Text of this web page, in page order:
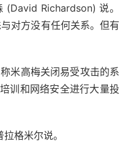
(David Richardson) 说。
对方没有任何关系。但有
米高梅关闭易受攻击的系
训和网络安全进行大量投
格米尔说。